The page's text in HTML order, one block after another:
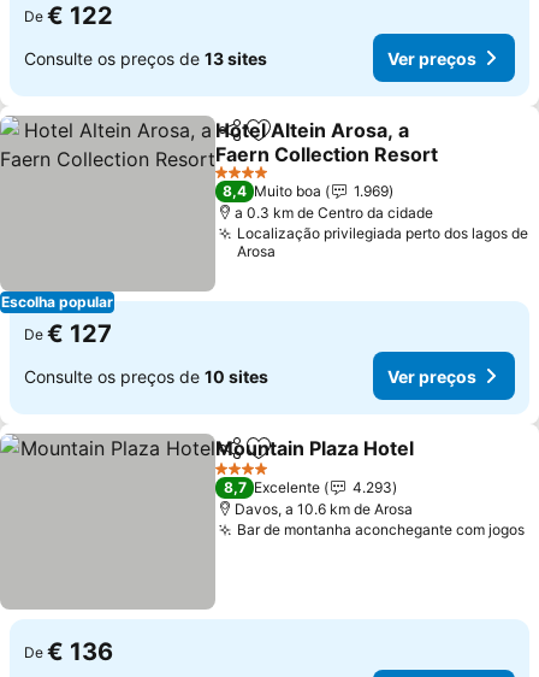
De € 122
Consulte os preços de 13 sites Ver preços
Escolha popular
PartilharAdicionar aos favoritos
Hotel Altein Arosa, a
Faern Collection Resort
4 Estrelas
8,4 Muito boa
1.969
a 0.3 km de Centro da cidade
Localização privilegiada perto dos lagos de
Arosa
De € 127
Consulte os preços de 10 sites Ver preços
PartilharAdicionar aos favoritos
Mountain Plaza Hotel
4 Estrelas
8,7 Excelente
4.293
Davos, a 10.6 km de Arosa
Bar de montanha aconchegante com jogos
De € 136